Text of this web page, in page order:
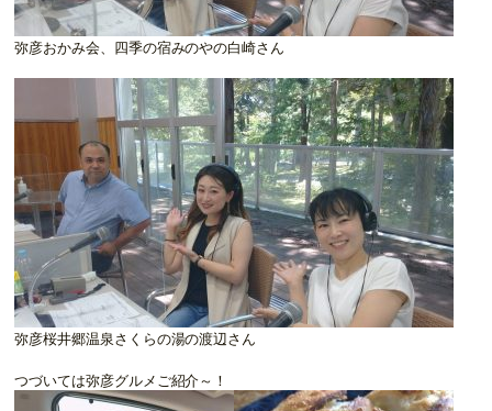
弥彦おかみ会、四季の宿みのやの白崎さん
弥彦桜井郷温泉さくらの湯の渡辺さん
つづいては弥彦グルメご紹介～！